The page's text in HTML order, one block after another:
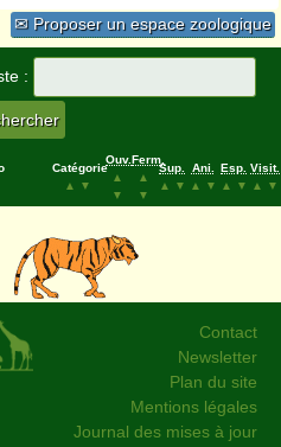
✉ Proposer un espace zoologique
:
Catégorie
▲
▼
Ouv.
▲
▼
Ferm.
▲
▼
Sup.
▲
▼
Ani.
▲
▼
Esp.
▲
▼
Visit.
▲
▼
Contact
Newsletter
Plan du site
Mentions légales
Journal des mises à jour